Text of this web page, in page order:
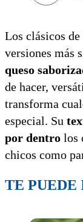
Los clásicos
versiones más
queso
de hacer,
transforma
especial. Su
por dentro los
chicos como
TE PUEDE